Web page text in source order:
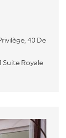
40 De
Suite Royale